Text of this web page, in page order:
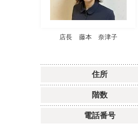
店長 藤本 奈津子
住所
階数
電話番号